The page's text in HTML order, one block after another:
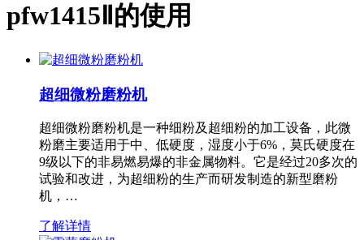
pfw1415Ⅱ的使用
超细微粉磨粉机
超细微粉磨粉机是一种细粉及超细粉的加工设备，此微
粉磨主要适用于中、低硬度，湿度小于6%，莫氏硬度在
9级以下的非易燃易爆的非金属物料。它是经过20多次的
试验和改进，为超细粉的生产而研发制造的新型磨粉
机，…
了解详情